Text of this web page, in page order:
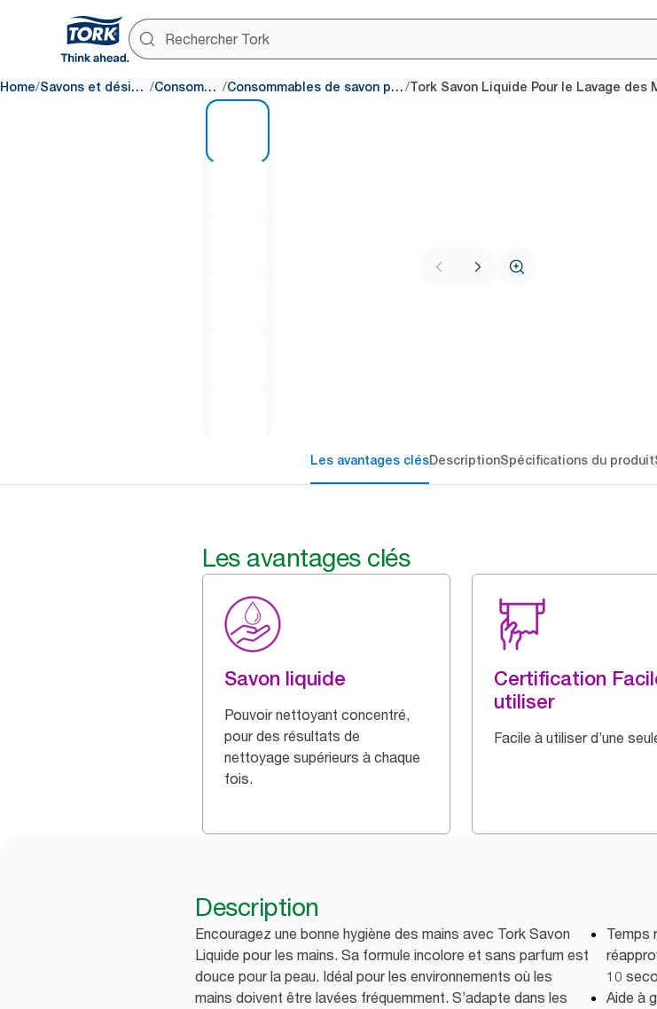
Home/ Savons et désinfectants / Consommables / Consommables de savon pour les mains /
Les avantages clésDescriptionSpécifications du produit
Les avantages clés
Savon liquide
Pouvoir nettoyant concentré,
pour des résultats de
nettoyage supérieurs à chaque
fois.
Certification
utiliser
Facile à utiliser d’une
Description
Encouragez une bonne hygiène des mains avec Tork Savon
Liquide pour les mains. Sa formule incolore et sans parfum est
douce pour la peau. Idéal pour les environnements où les
mains doivent être lavées fréquemment. S’adapte dans les
Temps
10
Aide à